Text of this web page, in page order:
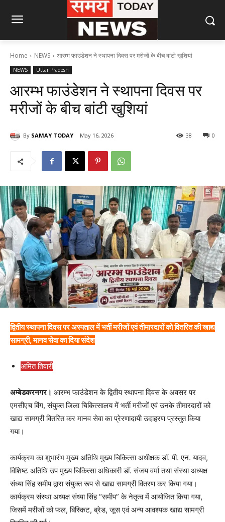
Home NEWS आरम्भ फाउंडेशन ने स्थापना दिवस पर मरीजों के बीच बांटी खुशियां
NEWS Uttar Pradesh
आरम्भ फाउंडेशन ने स्थापना दिवस पर
मरीजों के बीच बांटी खुशियां
By SAMAY TODAY May 16, 2026 0
38
द्वितीय स्थापना दिवस पर अस्पताल में भर्ती मरीजों एवं तीमारदारों को वितरित की खाद्य
सामग्री, मानव सेवा का दिया संदेश
अमित तिवारी
अम्बेडकरनगर। आरम्भ फाउंडेशन के द्वितीय स्थापना दिवस के अवसर पर
एमसीएच विंग, संयुक्त जिला चिकित्सालय में भर्ती मरीजों एवं उनके तीमारदारों को
खाद्य सामग्री वितरित कर मानव सेवा का प्रेरणादायी उदाहरण प्रस्तुत किया
गया।
कार्यक्रम का शुभारंभ मुख्य अतिथि मुख्य चिकित्सा अधीक्षक डॉ. पी. एन. यादव,
विशिष्ट अतिथि उप मुख्य चिकित्सा अधिकारी डॉ. संजय वर्मा तथा संस्था अध्यक्ष
संध्या सिंह समीप द्वारा संयुक्त रूप से खाद्य सामग्री वितरण कर किया गया।
कार्यक्रम संस्था अध्यक्ष संध्या सिंह “समीप” के नेतृत्व में आयोजित किया गया,
जिसमें मरीजों को फल, बिस्किट, ब्रेड, जूस एवं अन्य आवश्यक खाद्य सामग्री